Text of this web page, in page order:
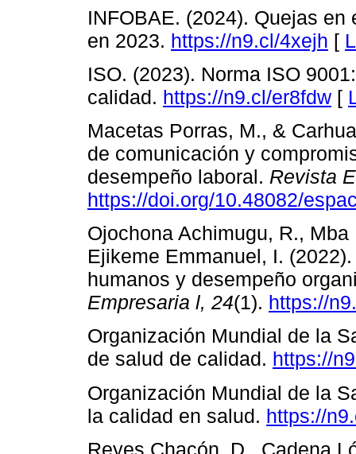
INFOBAE. (2024). Quejas
en 2023. https://n9.cl/4xejh [
ISO. (2023). Norma ISO
calidad. https://n9.cl/er8fdw [
Macetas Porras, M., &
de comunicación y
desempeño laboral. Revista
https://doi.org/10.48082/
Ojochona Achimugu, R.,
Ejikeme Emmanuel, I.
humanos y desempeño
Empresaria l, 24(1). https://
Organización Mundial de la
de salud de calidad. https://
Organización Mundial de la
la calidad en salud. https://
Reyes Chacón, D., Cadena